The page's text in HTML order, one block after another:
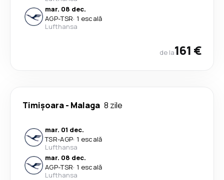
mar. 08 dec.
AGP-TSR· 1 escală
Lufthansa
de la161 €
Timișoara- Malaga 8 zile
mar. 01 dec.
TSR-AGP· 1 escală
Lufthansa
mar. 08 dec.
AGP-TSR· 1 escală
Lufthansa